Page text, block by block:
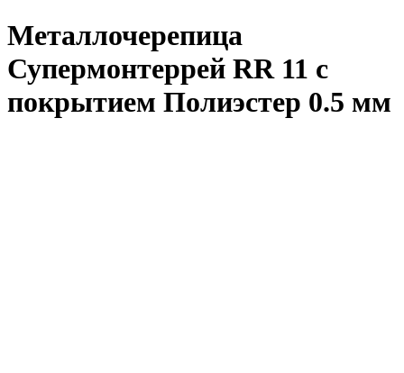
Металлочерепица
Супермонтеррей RR 11 с
покрытием Полиэстер 0.5 мм